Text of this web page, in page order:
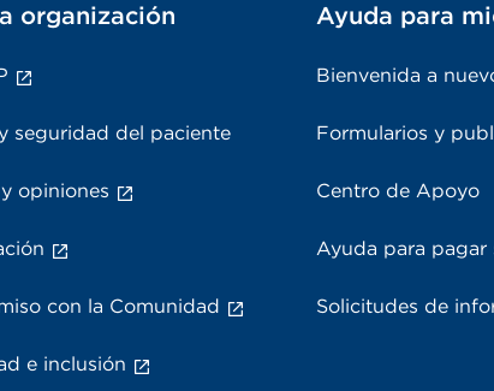
organización
seguridad del paciente
opiniones
con la Comunidad
e inclusión
Ayuda para
Bienvenida a
Formularios y
Centro de Apoyo
Ayuda para pagar
Solicitudes de